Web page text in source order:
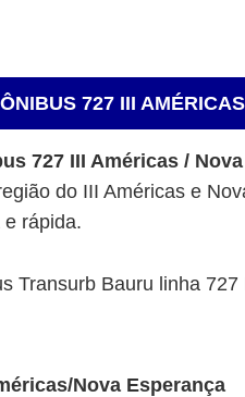
727 III
727 III Américas /
do III Américas e
rápida.
Transurb Bauru linha
Nova Esperança